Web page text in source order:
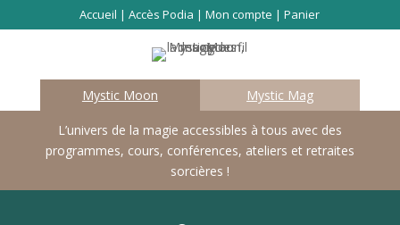
Accueil |Accès Podia |Mon compte |Panier
Mystic Moon Mystic Mag
L’univers de la magie accessibles à tous avec des
programmes, cours, conférences, ateliers et retraites
sorcières !